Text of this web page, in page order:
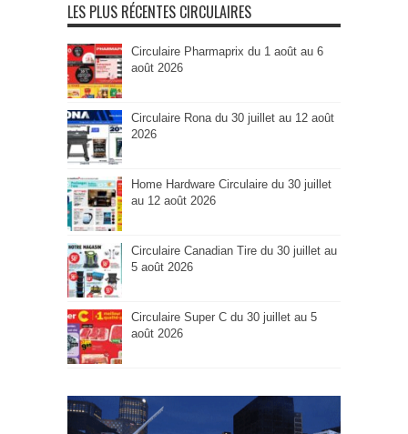
LES PLUS RÉCENTES CIRCULAIRES
Circulaire Pharmaprix du 1 août au 6
août 2026
Circulaire Rona du 30 juillet au 12 août
2026
Home Hardware Circulaire du 30 juillet
au 12 août 2026
Circulaire Canadian Tire du 30 juillet au
5 août 2026
Circulaire Super C du 30 juillet au 5
août 2026